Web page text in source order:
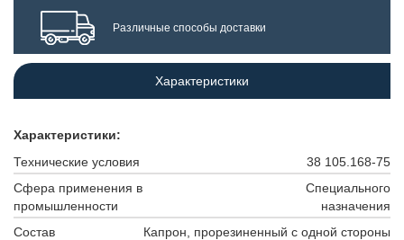
Различные способы доставки
Характеристики
Характеристики:
Технические условия
38 105.168-75
Сфера применения в
промышленности
Специального
назначения
Состав
Капрон, прорезиненный с одной стороны